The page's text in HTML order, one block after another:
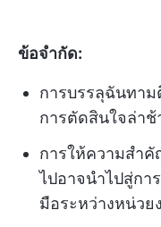
ข้อจำกัด:
การบรรลุฉันทา
การตัดสินใจล่าช้
การให้ความสำ
ไปอาจนำไปสู่กา
มือระหว่างหน่วย